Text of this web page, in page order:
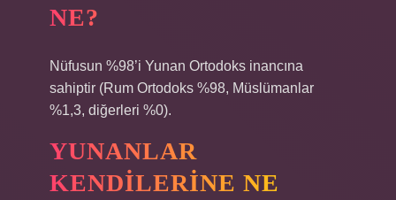
NE?
Nüfusun %98’i Yunan Ortodoks inancına
sahiptir (Rum Ortodoks %98, Müslümanlar
%1,3, diğerleri %0).
YUNANLAR
KENDILERINE NE